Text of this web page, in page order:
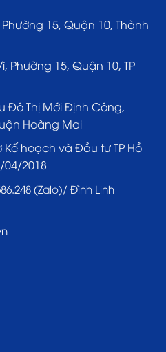
Phường 15, Quận 10, Thành
Phường 15, Quận 10, TP
Đô Thị Mới Định Công,
Hoàng Mai
Kế hoạch và Đầu tư TP Hồ
2018
(Zalo)/ Đình Linh